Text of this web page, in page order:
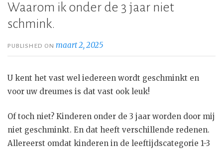
Waarom ik onder de 3 jaar niet
schmink.
PUBLISHED ONmaart 2, 2025
U kent het vast wel iedereen wordt geschminkt en
voor uw dreumes is dat vast ook leuk!
Of toch niet? Kinderen onder de 3 jaar worden door mij
niet geschminkt. En dat heeft verschillende redenen.
Allereerst omdat kinderen in de leeftijdscategorie 1-3